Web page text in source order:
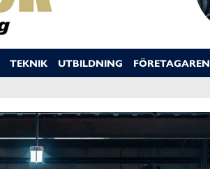
TEKNIK UTBILDNING FÖRETAGAREN